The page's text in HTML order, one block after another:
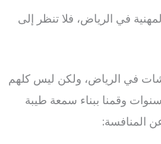
في الرياض، فلا تنظر إلى
في الرياض، ولكن ليس كلهم
متشابهين. لقد عملنا في مجال الأعمال التجارية لأكثر من 10 سنوات وقمنا ببناء سمعة طيبة
المنافسة: